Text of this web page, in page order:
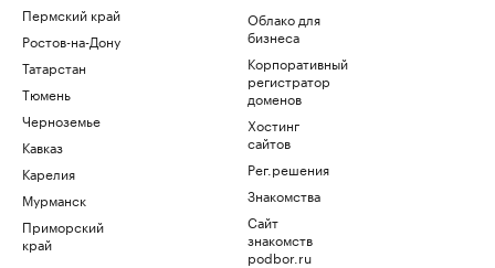
Пермский край
Ростов-на-Дону
Татарстан
Тюмень
Черноземье
Кавказ
Карелия
Мурманск
Приморский
край
Облако для
бизнеса
Корпоративный
регистратор
доменов
Хостинг
сайтов
Рег.решения
Знакомства
Сайт
знакомств
podbor.ru